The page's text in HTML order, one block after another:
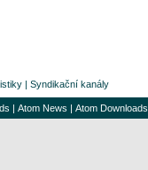
| Syndikační kanály
| Atom News | Atom Downloads